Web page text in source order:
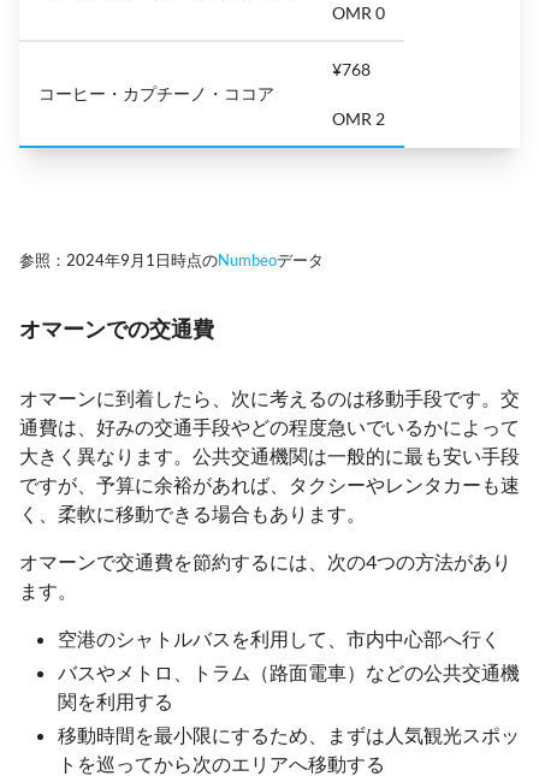
OMR 0
コーヒー・カプチーノ・ココア
¥768
OMR 2
参照：2024年9月1日時点のNumbeoデータ
オマーンでの交通費
オマーンに到着したら、次に考えるのは移動手段です。交
通費は、好みの交通手段やどの程度急いでいるかによって
大きく異なります。公共交通機関は一般的に最も安い手段
ですが、予算に余裕があれば、タクシーやレンタカーも速
く、柔軟に移動できる場合もあります。
オマーンで交通費を節約するには、次の4つの方法があり
ます。
空港のシャトルバスを利用して、市内中心部へ行く
バスやメトロ、トラム（路面電車）などの公共交通機
関を利用する
移動時間を最小限にするため、まずは人気観光スポッ
トを巡ってから次のエリアへ移動する